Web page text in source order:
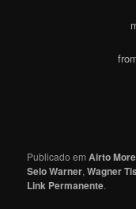
Publicado emAirto
Selo Warner,Wagner
Link Permanente.